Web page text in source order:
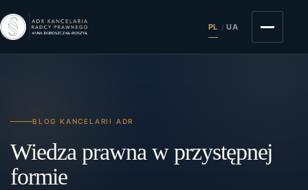
PL / UA
BLOG KANCELARII ADR
Wiedza prawna w przystępnej
formie